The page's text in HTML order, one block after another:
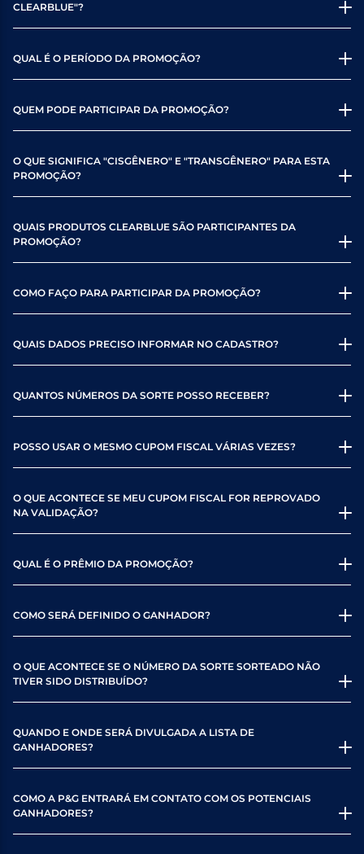
CLEARBLUE"?
QUAL É O PERÍODO DA PROMOÇÃO?
QUEM PODE PARTICIPAR DA PROMOÇÃO?
O QUE SIGNIFICA "CISGÊNERO" E "TRANSGÊNERO" PARA ESTA
PROMOÇÃO?
QUAIS PRODUTOS CLEARBLUE SÃO PARTICIPANTES DA
PROMOÇÃO?
COMO FAÇO PARA PARTICIPAR DA PROMOÇÃO?
QUAIS DADOS PRECISO INFORMAR NO CADASTRO?
QUANTOS NÚMEROS DA SORTE POSSO RECEBER?
POSSO USAR O MESMO CUPOM FISCAL VÁRIAS VEZES?
O QUE ACONTECE SE MEU CUPOM FISCAL FOR REPROVADO
NA VALIDAÇÃO?
QUAL É O PRÊMIO DA PROMOÇÃO?
COMO SERÁ DEFINIDO O GANHADOR?
O QUE ACONTECE SE O NÚMERO DA SORTE SORTEADO NÃO
TIVER SIDO DISTRIBUÍDO?
QUANDO E ONDE SERÁ DIVULGADA A LISTA DE
GANHADORES?
COMO A P&G ENTRARÁ EM CONTATO COM OS POTENCIAIS
GANHADORES?